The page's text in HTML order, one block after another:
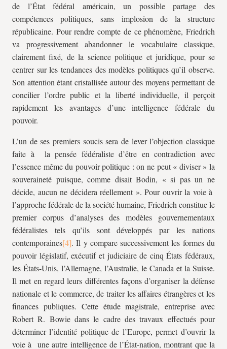
de l’État fédéral américain, un possible partage des
compétences politiques, sans implosion de la structure
républicaine. Pour rendre compte de ce phénomène, Friedrich
va progressivement abandonner le vocabulaire classique,
clairement fixé, de la science politique et juridique, pour se
centrer sur les tendances des modèles politiques qu’il observe.
Son attention étant cristallisée autour des moyens permettant de
concilier l’ordre public et la liberté individuelle, il perçoit
rapidement les avantages d’une intelligence fédérale du
pouvoir.
L’un de ses premiers soucis sera de lever l’objection classique
faite à la pensée fédéraliste d’être en contradiction avec
l’essence même du pouvoir politique : on ne peut « diviser » la
souveraineté puisque, comme disait Bodin, « si pas un ne
décide, aucun ne décidera réellement ». Pour ouvrir la voie à
l’approche fédérale de la société humaine, Friedrich constitue le
premier corpus d’analyses des modèles gouvernementaux
fédéralistes tels qu’ils sont développés par les nations
contemporaines
. Il y compare successivement les formes du
pouvoir législatif, exécutif et judiciaire de cinq États fédéraux,
les États-Unis, l’Allemagne, l’Australie, le Canada et la Suisse.
Il met en regard leurs différentes façons d’organiser la défense
nationale et le commerce, de traiter les affaires étrangères et les
finances publiques. Cette étude magistrale, entreprise avec
Robert R. Bowie dans le cadre des travaux effectués pour
déterminer l’identité politique de l’Europe, permet d’ouvrir la
voie à une autre intelligence de l’État-nation, montrant que la